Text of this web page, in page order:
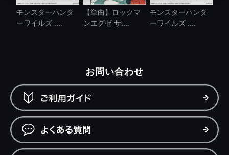
モンスターハンタ
ーワイルズ ....
【単曲】ロックマ
ンエグゼ サ....
モンスターハンタ
ーワイルズ ....
お問い合わせ